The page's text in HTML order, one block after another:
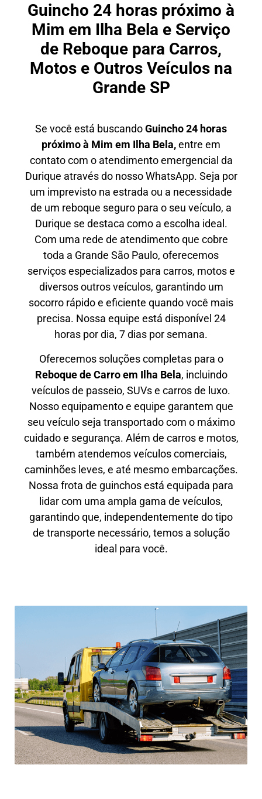
Guincho 24 horas próximo à
Mim em Ilha Bela e Serviço
de Reboque para Carros,
Motos e Outros Veículos na
Grande SP
Se você está buscandoGuincho 24 horas
próximo à Mim em Ilha Bela,entre em
contato com o atendimento emergencial da
Durique através do nosso WhatsApp. Seja por
um imprevisto na estrada ou a necessidade
de um reboque seguro para o seu veículo, a
Durique se destaca como a escolha ideal.
Com uma rede de atendimento que cobre
toda a Grande São Paulo, oferecemos
serviços especializados para carros, motos e
diversos outros veículos, garantindo um
socorro rápido e eficiente quando você mais
precisa. Nossa equipe está disponível 24
horas por dia, 7 dias por semana.
Oferecemos soluções completas para o
Reboque de Carro em Ilha Bela, incluindo
veículos de passeio, SUVs e carros de luxo.
Nosso equipamento e equipe garantem que
seu veículo seja transportado com o máximo
cuidado e segurança. Além de carros e motos,
também atendemos veículos comerciais,
caminhões leves, e até mesmo embarcações.
Nossa frota de guinchos está equipada para
lidar com uma ampla gama de veículos,
garantindo que, independentemente do tipo
de transporte necessário, temos a solução
ideal para você.